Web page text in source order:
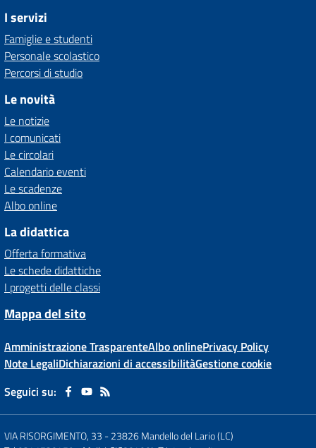
I servizi
Famiglie e studenti
Personale scolastico
Percorsi di studio
Le novità
Le notizie
I comunicati
Le circolari
Calendario eventi
Le scadenze
Albo online
La didattica
Offerta formativa
Le schede didattiche
I progetti delle classi
Mappa del sito
Amministrazione TrasparenteAlbo onlinePrivacy Policy
Note LegaliDichiarazioni di accessibilitàGestione cookie
Seguici su:
VIA RISORGIMENTO, 33 -23826 Mandello del Lario (LC)